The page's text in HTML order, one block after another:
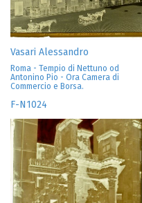
Vasari Alessandro
Roma - Tempio di Nettuno od
Antonino Pio - Ora Camera di
Commercio e Borsa.
F-N1024